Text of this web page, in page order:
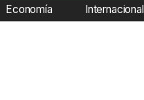
Economía Internacional